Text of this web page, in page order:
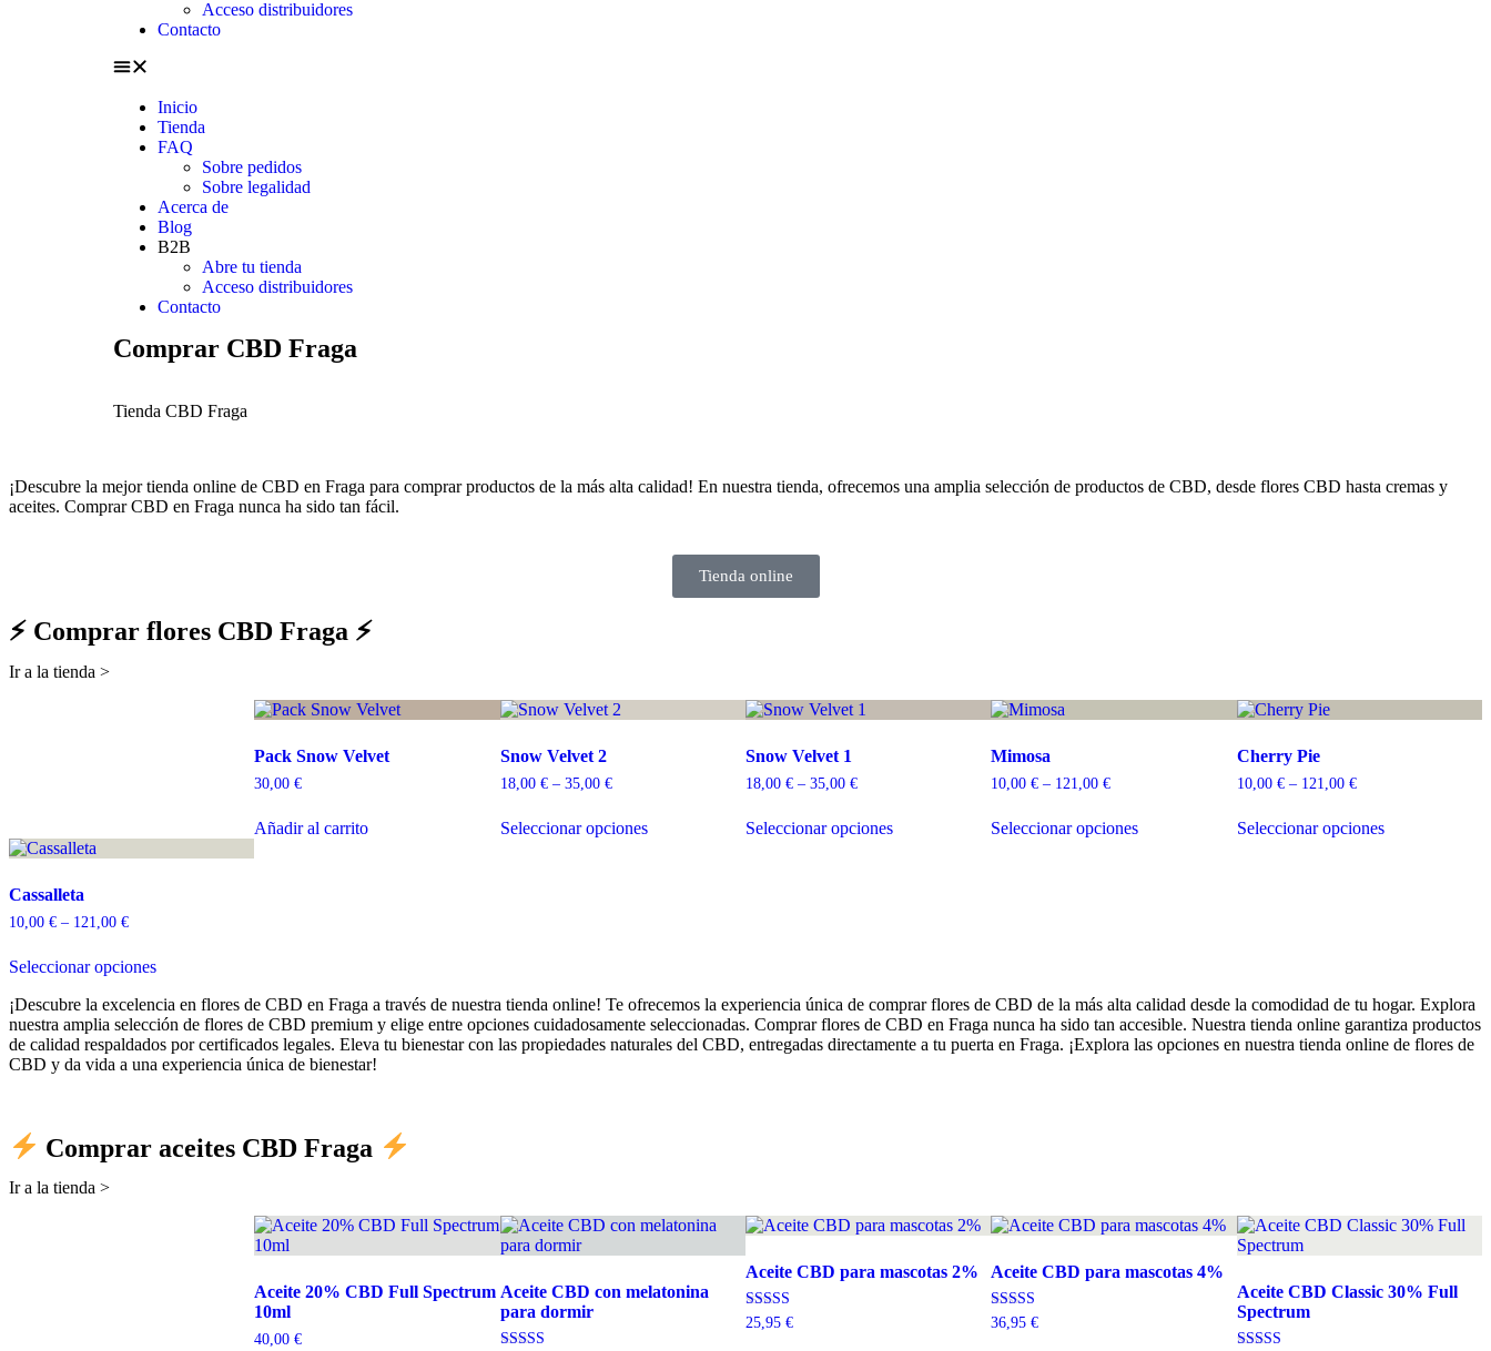
Acceso distribuidores
Contacto
Inicio
Tienda
FAQ
Sobre pedidos
Sobre legalidad
Acerca de
Blog
B2B
Abre tu tienda
Acceso distribuidores
Contacto
Comprar CBD Fraga
Tienda CBD Fraga
¡Descubre la mejor tienda online de CBD en Fraga para comprar productos de la más alta calidad! En nuestra tienda, ofrecemos una amplia selección de productos de CBD, desde flores CBD hasta cremas y
aceites. Comprar CBD en Fraga nunca ha sido tan fácil.
Tienda online
⚡ Comprar flores CBD Fraga ⚡
Ir a la tienda >
Pack Snow Velvet
30,00€
Añadir al carrito
Snow Velvet 2
18,00 €– 35,00 €
Seleccionar opciones
Snow Velvet 1
18,00 €– 35,00 €
Seleccionar opciones
Mimosa
10,00€ – 121,00€
Seleccionar opciones
Cherry Pie
10,00 €– 121,00 €
Seleccionar opciones
Cassalleta
10,00 € – 121,00 €
Seleccionar opciones
¡Descubre la excelencia en flores de CBD en Fraga a través de nuestra tienda online! Te ofrecemos la experiencia única de comprar flores de CBD de la más alta calidad desde la comodidad de tu hogar. Explora
nuestra amplia selección de flores de CBD premium y elige entre opciones cuidadosamente seleccionadas. Comprar flores de CBD en Fraga nunca ha sido tan accesible. Nuestra tienda online garantiza productos
de calidad respaldados por certificados legales. Eleva tu bienestar con las propiedades naturales del CBD, entregadas directamente a tu puerta en Fraga. ¡Explora las opciones en nuestra tienda online de flores de
CBD y da vida a una experiencia única de bienestar!
Comprar aceites CBD Fraga
Ir a la tienda >
Aceite 20% CBD Full Spectrum
10ml
40,00€
Aceite CBD con melatonina
para dormir
Aceite CBD para mascotas 2%
Valorado con
25,95 €
Aceite CBD para mascotas 4%
Valorado con
36,95€
Aceite CBD Classic 30% Full
Spectrum